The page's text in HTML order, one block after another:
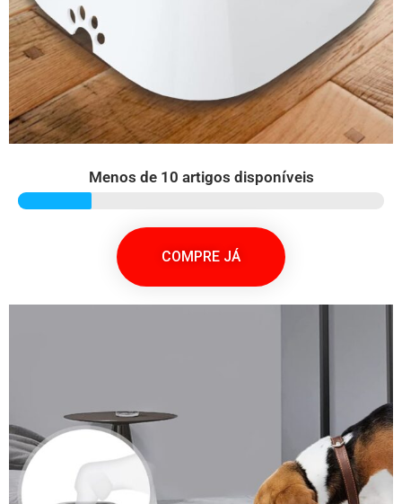
Menos de 10 artigos disponíveis
COMPRE JÁ